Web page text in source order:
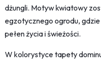
dżungli. Motyw kwiatowy
egzotycznego ogrodu,
pełen życia i świeżości.
W kolorystyce tapety